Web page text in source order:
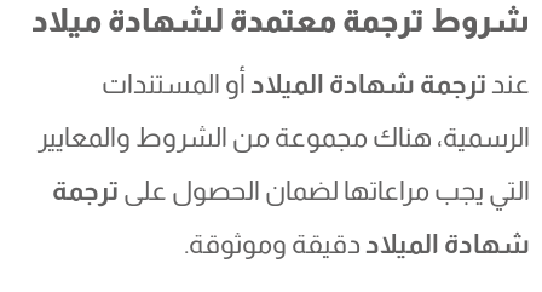
شروط ترجمة معتمدة لشهادة ميلاد
عندترجمة شهادة الميلادأو المستندات
الرسمية، هناك مجموعة من الشروط والمعايير
التي يجب مراعاتها لضمان الحصول على ترجمة
شهادة الميلاددقيقة وموثوقة.